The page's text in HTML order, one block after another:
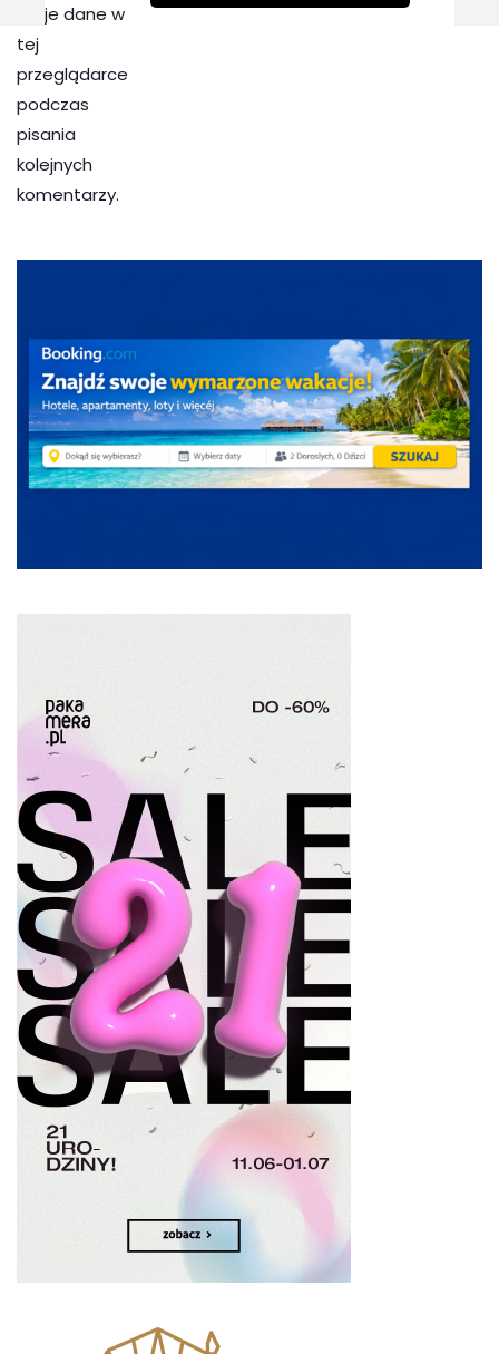
moje dane w
tej
przeglądarce
podczas
pisania
kolejnych
komentarzy.